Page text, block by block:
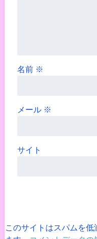
名前 ※
メール ※
サイト
このサイトはスパムを低